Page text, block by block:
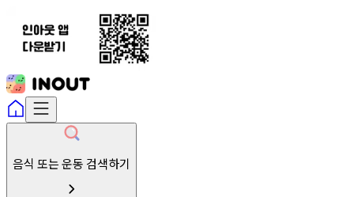
음식 또는 운동 검색하기